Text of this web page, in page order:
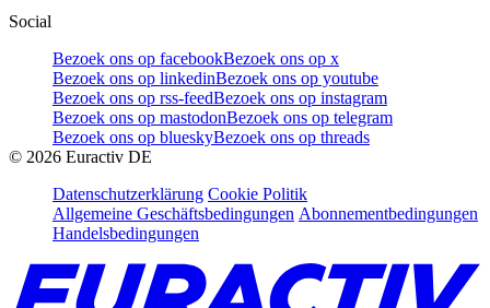
Social
Bezoek ons op facebookBezoek ons op x
Bezoek ons op linkedinBezoek ons op youtube
Bezoek ons op rss-feedBezoek ons op instagram
Bezoek ons op mastodonBezoek ons op telegram
Bezoek ons op blueskyBezoek ons op threads
© 2026 Euractiv DE
Datenschutzerklärung Cookie Politik
Allgemeine Geschäftsbedingungen Abonnementbedingungen
Handelsbedingungen